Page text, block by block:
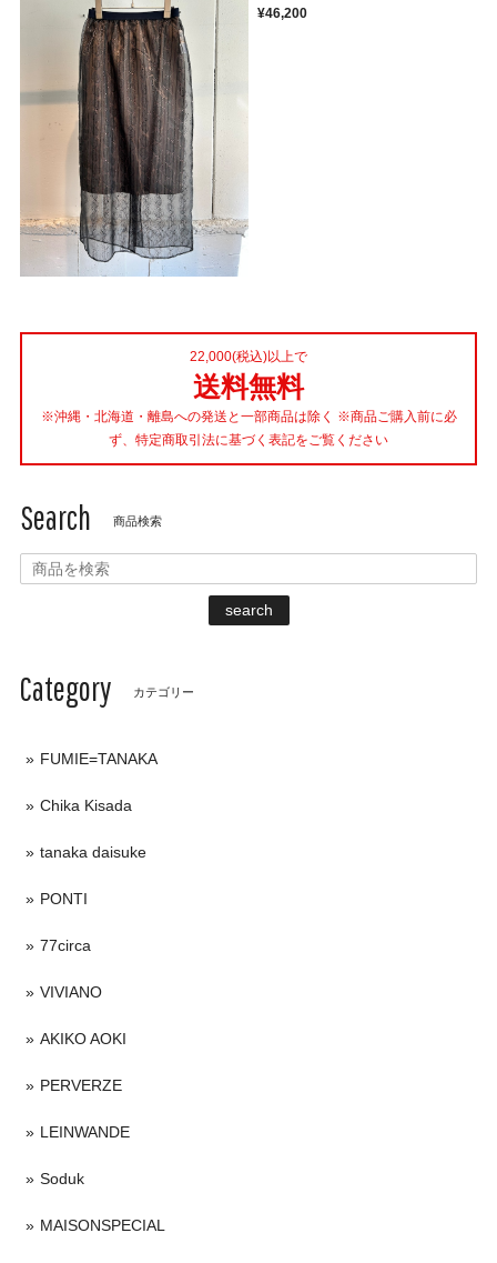
¥46,200
22,000(税込)以上で
送料無料
※沖縄・北海道・離島への発送と一部商品は除く ※商品ご購入前に必
ず、特定商取引法に基づく表記をご覧ください
Search 商品検索
search
Category カテゴリー
FUMIE=TANAKA
Chika Kisada
tanaka daisuke
PONTI
77circa
VIVIANO
AKIKO AOKI
PERVERZE
LEINWANDE
Soduk
MAISONSPECIAL